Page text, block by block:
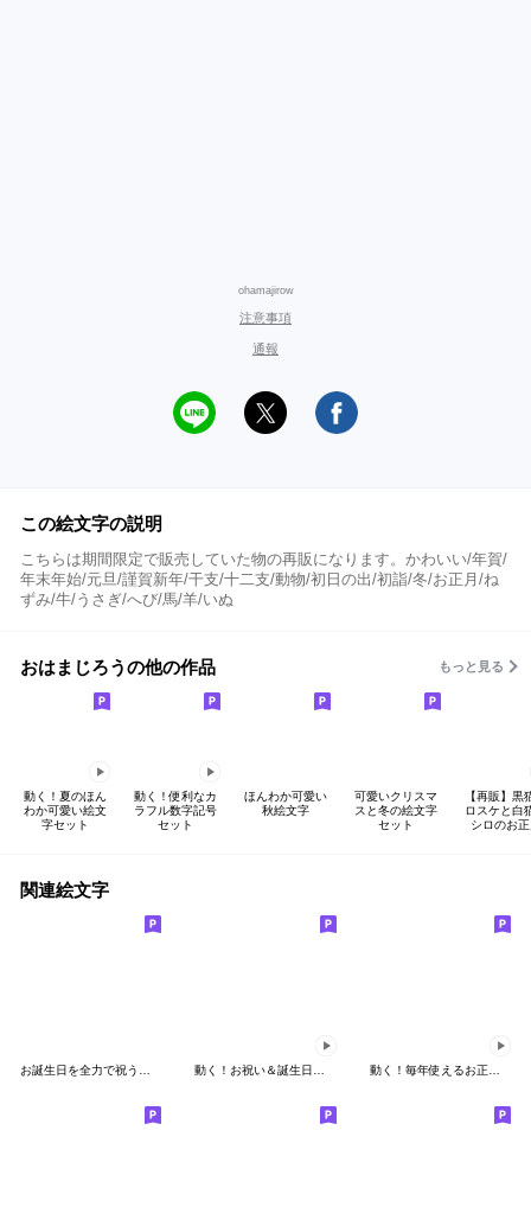
ohamajirow
注意事項
通報
この絵文字の説明
こちらは期間限定で販売していた物の再販になります。かわいい/年賀/
年末年始/元旦/謹賀新年/干支/十二支/動物/初日の出/初詣/冬/お正月/ね
ずみ/牛/うさぎ/へび/馬/羊/いぬ
おはまじろうの他の作品 もっと見る
動く！夏のほん
わか可愛い絵文
字セット
動く！便利なカ
ラフル数字記号
セット
ほんわか可愛い
秋絵文字
可愛いクリスマ
スと冬の絵文字
セット
【再販】黒
ロスケと白
シロのお
関連絵文字
動く！毎年使えるお正月＆クリスマス